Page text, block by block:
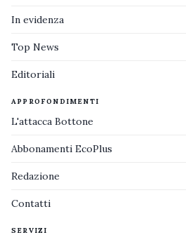
In evidenza
Top News
Editoriali
APPROFONDIMENTI
L'attacca Bottone
Abbonamenti EcoPlus
Redazione
Contatti
SERVIZI